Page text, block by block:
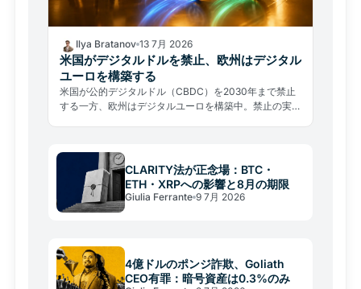
Ilya Bratanov 13 7月 2026
米国がデジタルドルを禁止、欧州はデジタル
ユーロを構築する
米国が公的デジタルドル（CBDC）を2030年まで禁止
する一方、欧州はデジタルユーロを構築中。禁止の実態
CLARITY法が正念場：BTC・
ETH・XRPへの影響と8月の期限
Giulia Ferrante 9 7月 2026
4億ドルのポンジ詐欺、Goliath
CEO有罪：暗号資産は0.3%のみ